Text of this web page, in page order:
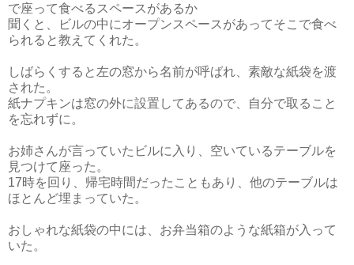
で座って食べるスペースがあるか
聞くと、ビルの中にオープンスペースがあってそこで食べ
られると教えてくれた。
しばらくすると左の窓から名前が呼ばれ、素敵な紙袋を渡
された。
紙ナプキンは窓の外に設置してあるので、自分で取ること
を忘れずに。
お姉さんが言っていたビルに入り、空いているテーブルを
見つけて座った。
17時を回り、帰宅時間だったこともあり、他のテーブルは
ほとんど埋まっていた。
おしゃれな紙袋の中には、お弁当箱のような紙箱が入って
いた。